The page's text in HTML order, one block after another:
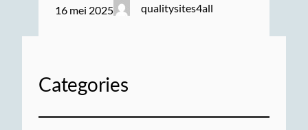
16 mei 2025 qualitysites4all
Categories